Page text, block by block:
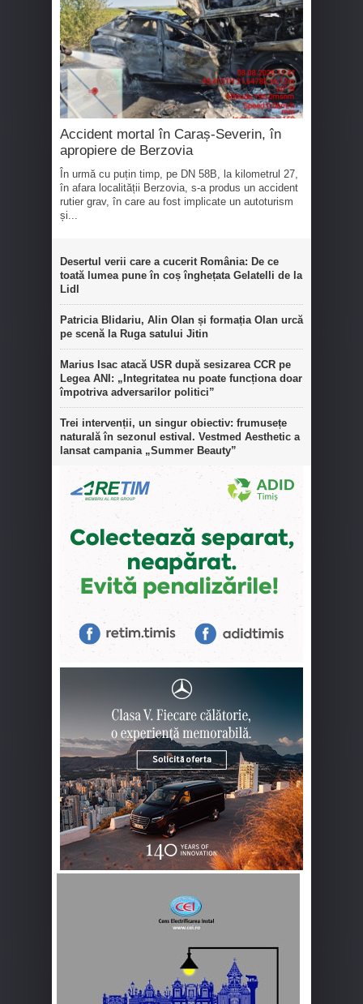
Accident mortal în Caraș-Severin, în
apropiere de Berzovia
În urmă cu puțin timp, pe DN 58B, la kilometrul 27,
în afara localității Berzovia, s-a produs un accident
rutier grav, în care au fost implicate un autoturism
și...
Desertul verii care a cucerit România: De ce
toată lumea pune în coș înghețata Gelatelli de la
Lidl
Patricia Blidariu, Alin Olan și formația Olan urcă
pe scenă la Ruga satului Jitin
Marius Isac atacă USR după sesizarea CCR pe
Legea ANI: „Integritatea nu poate funcționa doar
împotriva adversarilor politici”
Trei intervenții, un singur obiectiv: frumusețe
naturală în sezonul estival. Vestmed Aesthetic a
lansat campania „Summer Beauty”